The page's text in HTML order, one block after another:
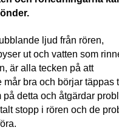
ljud från rören,
ut och vatten som
är alla tecken på att
mår bra och börjar täppas
på detta och åtgärdar
stopp i rören och de